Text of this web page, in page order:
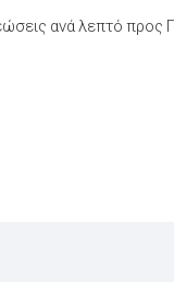
ανά λεπτό προς